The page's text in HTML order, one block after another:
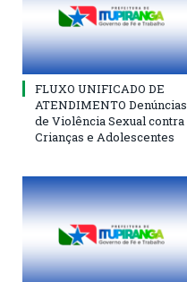
FLUXO UNIFICADO DE
ATENDIMENTO Denúncias
de Violência Sexual contra
Crianças e Adolescentes